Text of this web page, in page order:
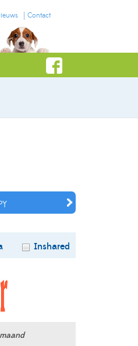
Contact
Inshared